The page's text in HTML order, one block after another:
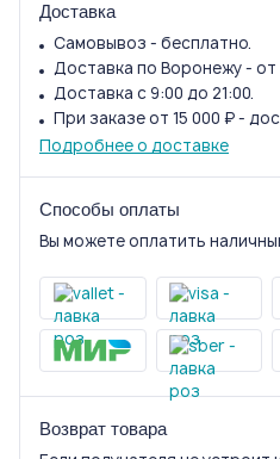
Доставка
Самовывоз - бесплатно.
Доставка по Воронежу - от
Доставка с 9:00 до 21:00.
При заказе от 15 000 ₽ -
Подробнее о доставке
Способы оплаты
Вы можете оплатить
Возврат товара